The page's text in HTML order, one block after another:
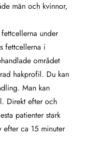
män och kvinnor,
under
fettcellerna i
området
hakprofil. Du kan
Man kan
Direkt efter och
patienter stark
efter ca 15 minuter